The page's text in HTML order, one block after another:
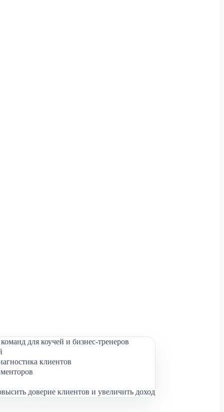
для коучей и бизнес-тренеров
клиентов
доверие клиентов и увеличить доход